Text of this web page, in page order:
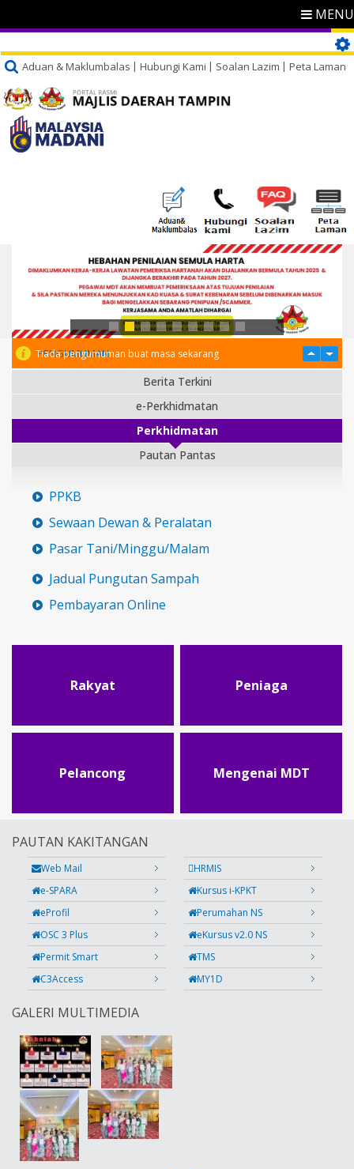
MENU
Aduan & Maklumbalas Hubungi Kami Soalan Lazim Peta Laman
PENGUMUMAN
Tiada pengumuman buat masa sekarang
Berita Terkini
e-Perkhidmatan
Perkhidmatan
Pautan Pantas
PPKB
Sewaan Dewan & Peralatan
Pasar Tani/Minggu/Malam
Jadual Pungutan Sampah
Pembayaran Online
Rakyat Peniaga
Pelancong Mengenai MDT
PAUTAN KAKITANGAN
Web Mail
HRMIS
e-SPARA
Kursus i-KPKT
eProfil
Perumahan NS
OSC 3 Plus
eKursus v2.0 NS
Permit Smart
TMS
C3Access
MY1D
GALERI MULTIMEDIA